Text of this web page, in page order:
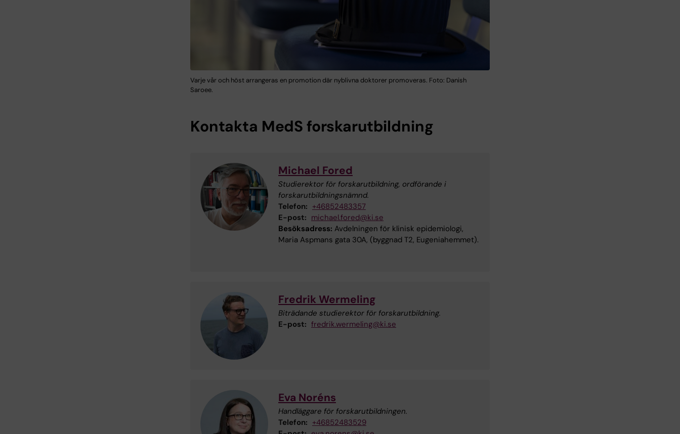
Varje vår och höst arrangeras en promotion där nyblivna doktorer promoveras. Foto: Danish
Saroee.
Kontakta MedS forskarutbildning
Michael Fored
Studierektor för forskarutbildning, ordförande i
forskarutbildningsnämnd.
Telefon: +46852483357
E-post: michael.fored@ki.se
Besöksadress: Avdelningen för klinisk epidemiologi,
Maria Aspmans gata 30A, (byggnad T2, Eugeniahemmet).
Fredrik Wermeling
Biträdande studierektor för forskarutbildning.
E-post: fredrik.wermeling@ki.se
Eva Noréns
Handläggare för forskarutbildningen.
Telefon: +46852483529